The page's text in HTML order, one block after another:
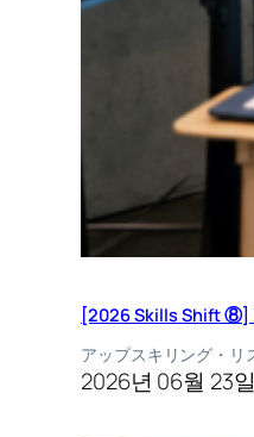
[2026 Skills Shift ⑧]
アップスキリング・リ
2026년 06월 23일